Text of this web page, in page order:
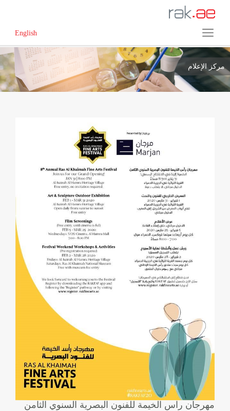
English
مركز الإعلام
مهرجان راس الخيمة للفنون البصرية السنوي الثامن